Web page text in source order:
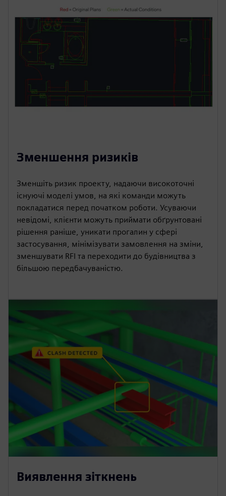
Зменшення ризиків
Зменшіть ризик проекту, надаючи високоточні
існуючі моделі умов, на які команди можуть
покладатися перед початком роботи. Усуваючи
невідомі, клієнти можуть приймати обґрунтовані
рішення раніше, уникати прогалин у сфері
застосування, мінімізувати замовлення на зміни,
зменшувати RFI та переходити до будівництва з
більшою передбачуваністю.
Виявлення зіткнень